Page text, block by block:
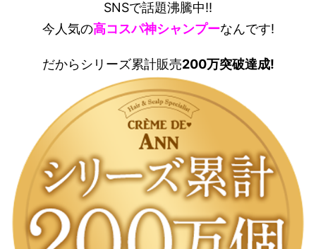
SNSで話題沸騰中!!
今人気の高コスパ神シャンプーなんです!
だからシリーズ累計販売200万突破達成!